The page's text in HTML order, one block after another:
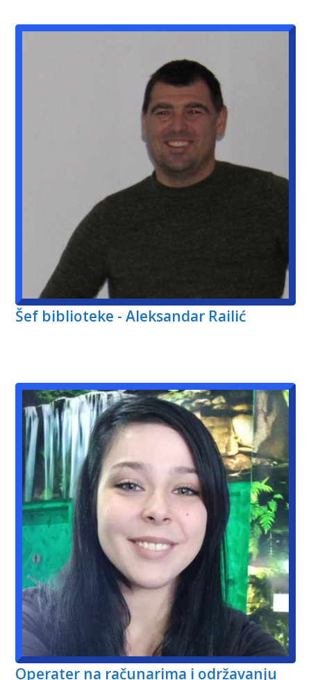
Šef biblioteke - Aleksandar Railić
Operater na računarima i održavanju